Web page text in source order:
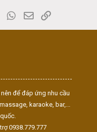
Tumblr WhatsApp
Email
để đáp ứng nhu cầu
karaoke, bar,...
0938.779.777